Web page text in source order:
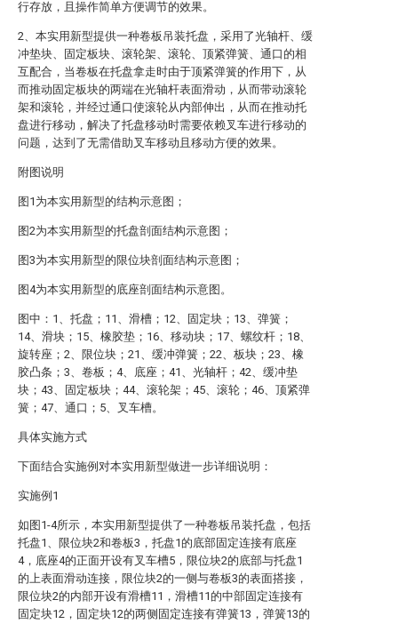
行存放，且操作简单方便调节的效果。
2、本实用新型提供一种卷板吊装托盘，采用了光轴杆、缓
冲垫块、固定板块、滚轮架、滚轮、顶紧弹簧、通口的相
互配合，当卷板在托盘拿走时由于顶紧弹簧的作用下，从
而推动固定板块的两端在光轴杆表面滑动，从而带动滚轮
架和滚轮，并经过通口使滚轮从内部伸出，从而在推动托
盘进行移动，解决了托盘移动时需要依赖叉车进行移动的
问题，达到了无需借助叉车移动且移动方便的效果。
附图说明
图1为本实用新型的结构示意图；
图2为本实用新型的托盘剖面结构示意图；
图3为本实用新型的限位块剖面结构示意图；
图4为本实用新型的底座剖面结构示意图。
图中：1、托盘；11、滑槽；12、固定块；13、弹簧；
14、滑块；15、橡胶垫；16、移动块；17、螺纹杆；18、
旋转座；2、限位块；21、缓冲弹簧；22、板块；23、橡
胶凸条；3、卷板；4、底座；41、光轴杆；42、缓冲垫
块；43、固定板块；44、滚轮架；45、滚轮；46、顶紧弹
簧；47、通口；5、叉车槽。
具体实施方式
下面结合实施例对本实用新型做进一步详细说明：
实施例1
如图1-4所示，本实用新型提供了一种卷板吊装托盘，包括
托盘1、限位块2和卷板3，托盘1的底部固定连接有底座
4，底座4的正面开设有叉车槽5，限位块2的底部与托盘1
的上表面滑动连接，限位块2的一侧与卷板3的表面搭接，
限位块2的内部开设有滑槽11，滑槽11的中部固定连接有
固定块12，固定块12的两侧固定连接有弹簧13，弹簧13的